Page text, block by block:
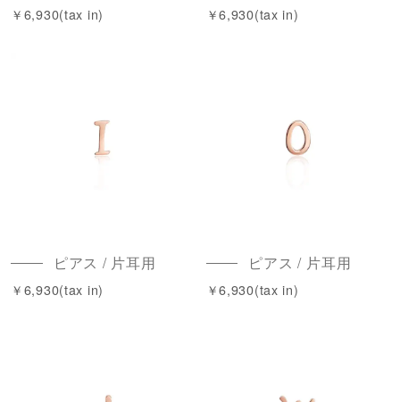
￥6,930(tax in) ￥6,930(tax in)
ピアス / 片耳用
￥6,930(tax in)
ピアス / 片耳用
￥6,930(tax in)